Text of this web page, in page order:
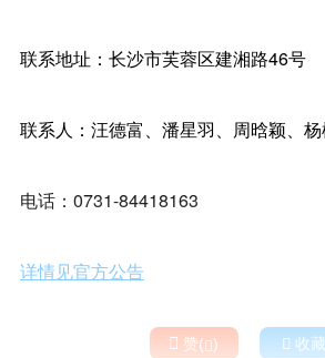
联系地址：长沙市芙蓉区建湘路46号
联系人：汪德富、潘星羽、周晗颖、
电话：0731-84418163
详情见官方公告
 赞()  收藏